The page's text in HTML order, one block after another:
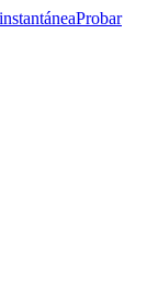
Probar